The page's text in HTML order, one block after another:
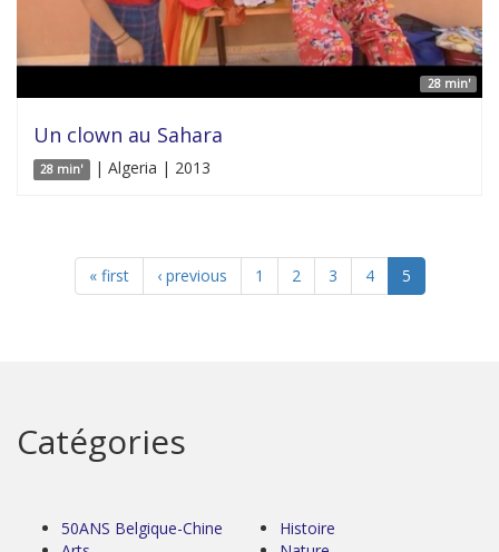
28 min'
Un clown au Sahara
28 min' | Algeria | 2013
« first ‹ previous 1 2 3 4 5
Catégories
50ANS Belgique-Chine
Histoire